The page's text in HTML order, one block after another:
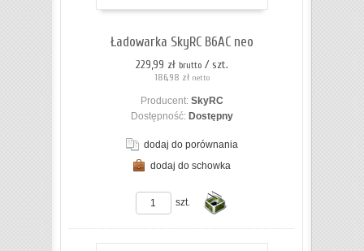
Ładowarka SkyRC B6AC neo
229,99 zł brutto / szt.
186,98 zł netto
Producent: SkyRC
Dostępność: Dostępny
dodaj do porównania
dodaj do schowka
szt.